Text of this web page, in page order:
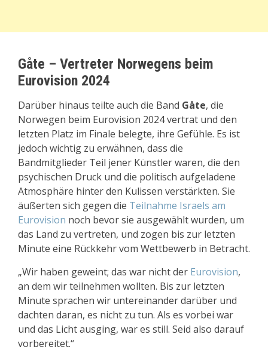
Gåte – Vertreter Norwegens beim
Eurovision 2024
Darüber hinaus teilte auch die Band Gåte, die
Norwegen beim Eurovision 2024 vertrat und den
letzten Platz im Finale belegte, ihre Gefühle. Es ist
jedoch wichtig zu erwähnen, dass die
Bandmitglieder Teil jener Künstler waren, die den
psychischen Druck und die politisch aufgeladene
Atmosphäre hinter den Kulissen verstärkten. Sie
äußerten sich gegen die Teilnahme Israels am
Eurovision noch bevor sie ausgewählt wurden, um
das Land zu vertreten, und zogen bis zur letzten
Minute eine Rückkehr vom Wettbewerb in Betracht.
„Wir haben geweint; das war nicht der Eurovision,
an dem wir teilnehmen wollten. Bis zur letzten
Minute sprachen wir untereinander darüber und
dachten daran, es nicht zu tun. Als es vorbei war
und das Licht ausging, war es still. Seid also darauf
vorbereitet.“